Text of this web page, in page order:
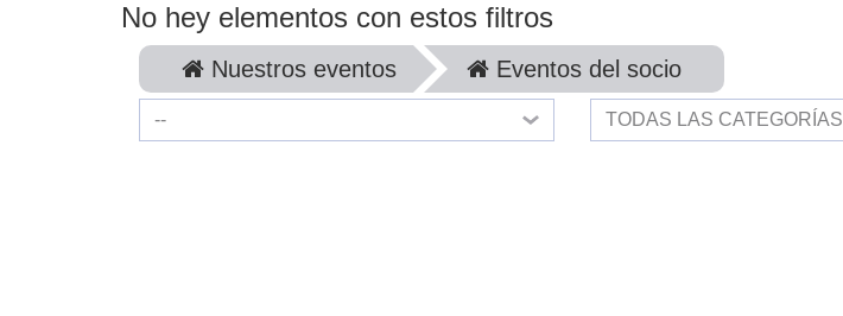
No hey elementos con estos filtros
Nuestros eventos Eventos del socio
-- TODAS LAS CATEGORÍAS